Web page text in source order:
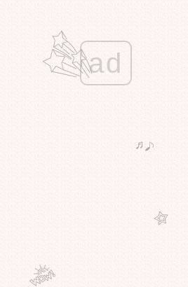
#ลัทธิเต๋า #พรรณีเกษกมล
#งานเขียน #พรรณีเกษกมล
#ทะเยอทะยานสูง #พรรณีเกษกมล
#Ambition #พรรณีเกษกมล
#การตั้งเป้าหมายชีวิต #พรรณีเกษ
#ทักษะชีวิตที่จำเป็นในยุคAI #พรรณี
เกษกมล
ad